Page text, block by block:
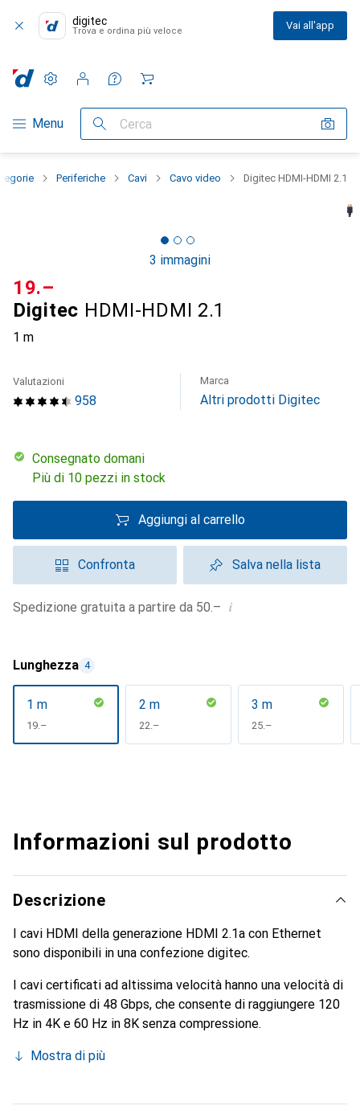
digitec
Trova e ordina più veloce Vai all'app
Categoria Navigazione
Menu Cerca
Impostazioni
Conto cliente
Liste di confronto
Liste dei desideri
Carrello
Periferiche Cavi Cavo video Digitec HDMI-HDMI 2.1
3 immagini
Digitec HDMI-HDMI 2.1
1 m
CHF
19.–
958
Valutazioni Marca
Altri prodotti Digitec
Consegnato domani
Più di 10 pezzi in stock
Aggiungi al carrello
Confronta Salva nella lista
Spedizione gratuita a partire da 50.– i
Lunghezza 4
1 m
CHF
19.–
2 m
CHF
22.–
3 m
CHF
25.–
Informazioni sul prodotto
Descrizione
I cavi HDMI della generazione HDMI 2.1a con Ethernet
sono disponibili in una confezione digitec.
I cavi certificati ad altissima velocità hanno una velocità di
trasmissione di 48 Gbps, che consente di raggiungere 120
Hz in 4K e 60 Hz in 8K senza compressione.
Mostra di più